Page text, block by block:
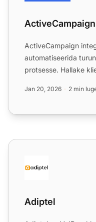
ActiveCampaign
ActiveCampaign
automatiseerida
protsesse. Hallake
Jan 20, 2026 2 min
Adiptel
Adiptel